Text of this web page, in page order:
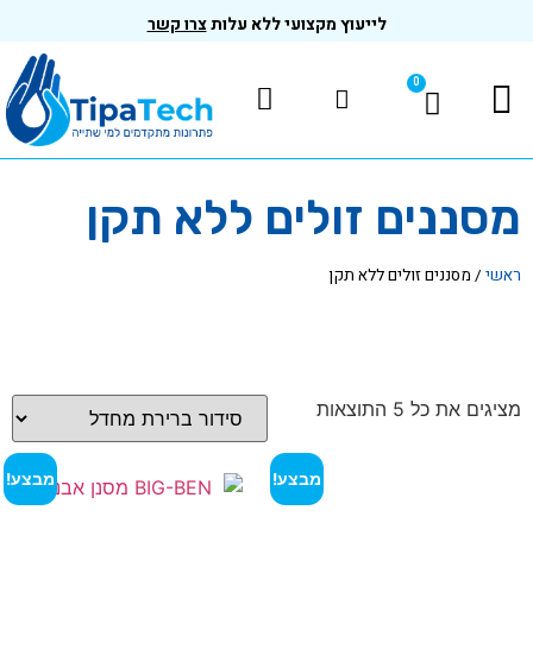
לייעוץ מקצועי ללא עלותצרו קשר
0
מסננים זולים ללא תקן
ראשי / מסננים זולים ללא תקן
מציגים את כל ⁦5⁩ התוצאות
מבצע! מבצע!